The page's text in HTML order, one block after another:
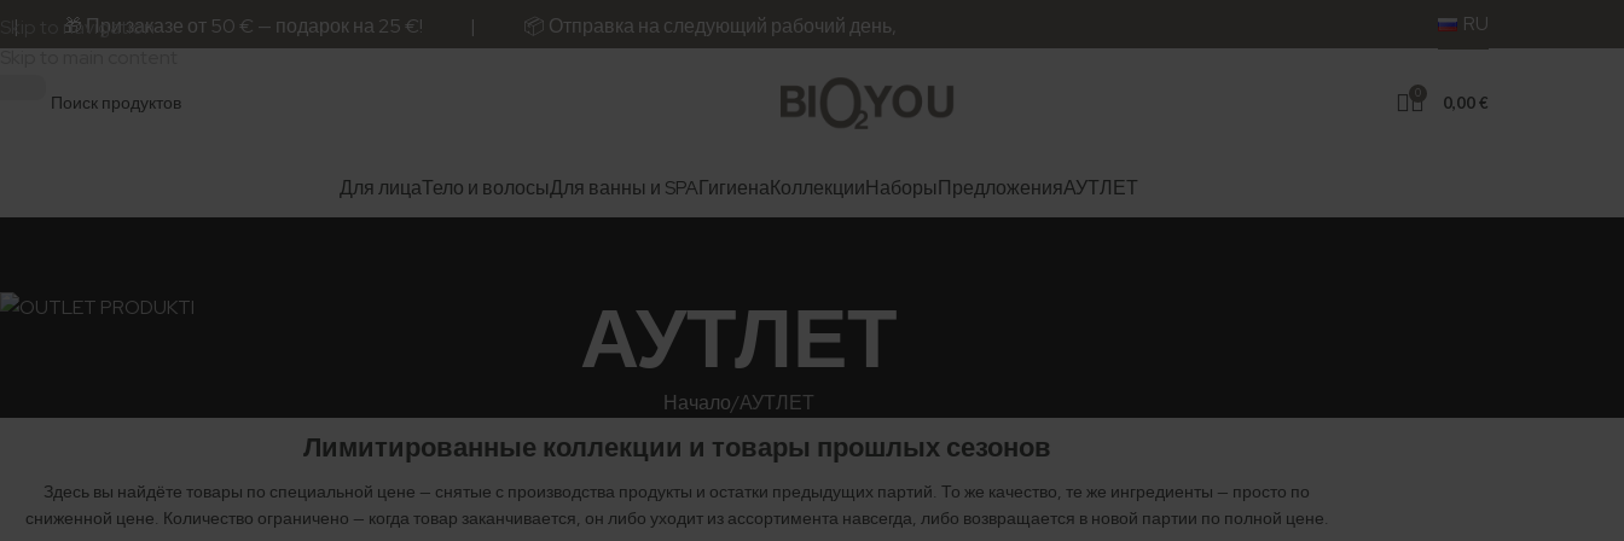
Skip to navigation
При заказе от 50 € — подарок на 25 €! | 📦 Отправка на следующий рабочий день, RU
0 0,00€
Для лицаТело и волосыДля ванны и SPAГигиенаКоллекцииНаборыПредложенияАУТЛЕТ
АУТЛЕТ
Начало АУТЛЕТ
Лимитированные коллекции и товары прошлых сезонов
Здесь вы найдёте товары по специальной цене — снятые с производства продукты и остатки предыдущих партий. То же качество, те же ингредиенты — просто по
сниженной цене. Количество ограничено — когда товар заканчивается, он либо уходит из ассортимента навсегда, либо возвращается в новой партии по полной цене.